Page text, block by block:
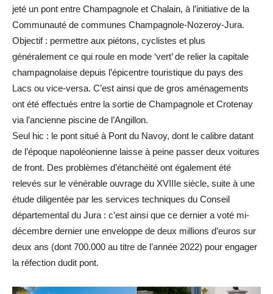
jeté un pont entre Champagnole et Chalain, à l’initiative de la
Communauté de communes Champagnole-Nozeroy-Jura.
Objectif : permettre aux piétons, cyclistes et plus
généralement ce qui roule en mode ‘vert’ de relier la capitale
champagnolaise depuis l’épicentre touristique du pays des
Lacs ou vice-versa. C’est ainsi que de gros aménagements
ont été effectués entre la sortie de Champagnole et Crotenay
via l’ancienne piscine de l’Angillon.
Seul hic : le pont situé à Pont du Navoy, dont le calibre datant
de l’époque napoléonienne laisse à peine passer deux voitures
de front. Des problèmes d’étanchéité ont également été
relevés sur le vénérable ouvrage du XVIIIe siècle, suite à une
étude diligentée par les services techniques du Conseil
départemental du Jura : c’est ainsi que ce dernier a voté mi-
décembre dernier une enveloppe de deux millions d’euros sur
deux ans (dont 700.000 au titre de l’année 2022) pour engager
la réfection dudit pont.